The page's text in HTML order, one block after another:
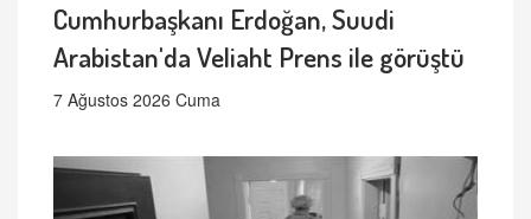
Cumhurbaşkanı Erdoğan, Suudi
Arabistan'da Veliaht Prens ile görüştü
7 Ağustos 2026 Cuma